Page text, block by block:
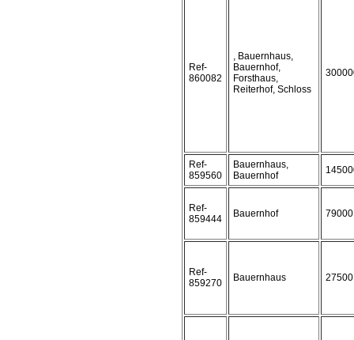
Ref-
860082
, Bauernhaus,
Bauernhof,
Forsthaus,
Reiterhof, Schloss
Ref-
859560
Bauernhaus,
Bauernhof
Ref-
859444
Bauernhof 79000
Ref-
859270
Bauernhaus 27500